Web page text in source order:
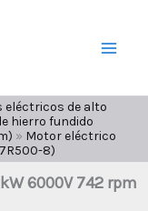
eléctricos de alto
hierro fundido
» Motor eléctrico
8)
6000V 742 rpm